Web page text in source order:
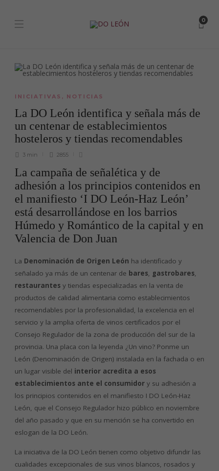
0
INICIATIVAS , NOTICIAS
La DO León identifica y señala más de
un centenar de establecimientos
hosteleros y tiendas recomendables
3 min 2855
La campaña de señalética y de
adhesión a los principios contenidos en
el manifiesto ‘I DO León-Haz León’
está desarrollándose en los barrios
Húmedo y Romántico de la capital y en
Valencia de Don Juan
La Denominación de Origen León ha identificado y
señalado ya más de un centenar de bares, gastrobares,
restaurantes y tiendas especializadas en la venta de
productos de calidad alimentaria como establecimientos
recomendables por la profesionalidad, la excelencia en el
servicio y la amplia oferta de vinos certificados por el
Consejo Regulador de la zona de producción del sur de la
provincia. Una placa con la leyenda ¿Un vino? Ponme un
León (Denominación de Origen) instalada en la fachada o en
un lugar visible del interior acredita a esos
establecimientos ante el consumidor y su adhesión a
los principios contenidos en el manifiesto I DO León-Haz
León, que el Consejo Regulador hizo público en noviembre
del año pasado y que en su mención se ha convertido en
eslogan de la DO León.
La iniciativa de la DO León tienen como objetivo difundir las
cualidades excepcionales de sus vinos blancos, rosados y